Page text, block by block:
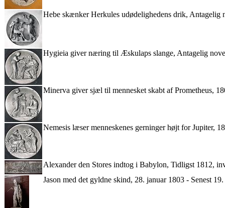
Hebe skænker Herkules udødelighedens drik, Antagelig
Hygieia giver næring til Æskulaps slange, Antagelig
Minerva giver sjæl til mennesket skabt af Prometheus,
Nemesis læser menneskenes gerninger højt for Jupiter,
Alexander den Stores indtog i Babylon, Tidligst 1812,
Jason med det gyldne skind, 28. januar 1803 - Senest